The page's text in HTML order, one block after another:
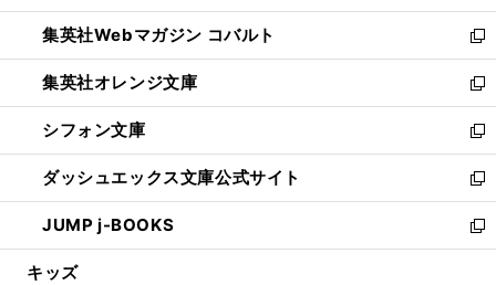
開
く
ウ
で
開
く
ン
ド
ウ
で
開
く
ウ
ィ
ン
ド
ウ
で
開
く
集英社Webマガジン コバルト
新
し
い
ウ
ィ
ン
ド
ウ
で
開
集英社オレンジ文庫
新
し
い
ウ
ィ
ン
ド
ウ
シフォン文庫
新
し
い
ウ
ィ
ン
ダッシュエックス文庫公式サイト
新
し
い
ウ
JUMP j-BOOKS
新
し
キッズ